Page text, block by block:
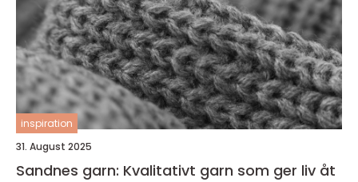
inspiration
31. August 2025
Sandnes garn: Kvalitativt garn som ger liv åt